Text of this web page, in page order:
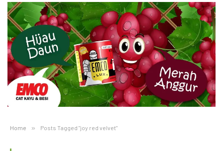
Home » Posts Tagged "joy red velvet"